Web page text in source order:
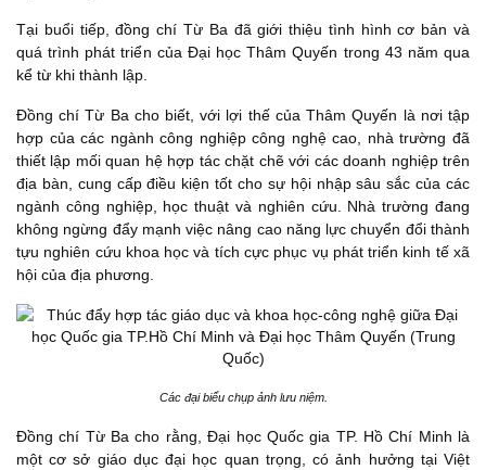
Tại buổi tiếp, đồng chí Từ Ba đã giới thiệu tình hình cơ bản và
quá trình phát triển của Đại học Thâm Quyến trong 43 năm qua
kể từ khi thành lập.
Đồng chí Từ Ba cho biết, với lợi thế của Thâm Quyến là nơi tập
hợp của các ngành công nghiệp công nghệ cao, nhà trường đã
thiết lập mối quan hệ hợp tác chặt chẽ với các doanh nghiệp trên
địa bàn, cung cấp điều kiện tốt cho sự hội nhập sâu sắc của các
ngành công nghiệp, học thuật và nghiên cứu. Nhà trường đang
không ngừng đẩy mạnh việc nâng cao năng lực chuyển đổi thành
tựu nghiên cứu khoa học và tích cực phục vụ phát triển kinh tế xã
hội của địa phương.
Các đại biểu chụp ảnh lưu niệm.
Đồng chí Từ Ba cho rằng, Đại học Quốc gia TP. Hồ Chí Minh là
một cơ sở giáo dục đại học quan trọng, có ảnh hưởng tại Việt